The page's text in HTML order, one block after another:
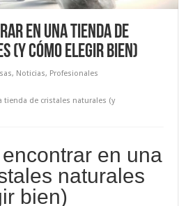
en una tienda de
(y cómo elegir bien)
, Noticias, Profesionales
tienda de cristales naturales (y
en una
naturales
bien)